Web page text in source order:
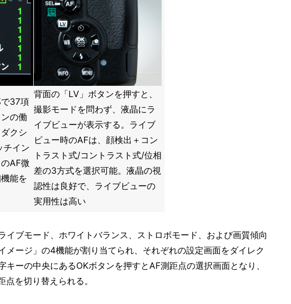
37項
の働
クシ
チイン
AF微
能を
背面の「LV」ボタンを押すと、
撮影モードを問わず、液晶にラ
イブビューが表示する。ライブ
ビュー時のAFは、顔検出＋コン
トラスト式/コントラスト式/位相
差の3方式を選択可能。液晶の視
認性は良好で、ライブビューの
実用性は高い
イブモード、ホワイトバランス、ストロボモード、および画質傾向
メージ」の4機能が割り当てられ、それぞれの設定画面をダイレク
キーの中央にあるOKボタンを押すとAF測距点の選択画面となり、
点を切り替えられる。